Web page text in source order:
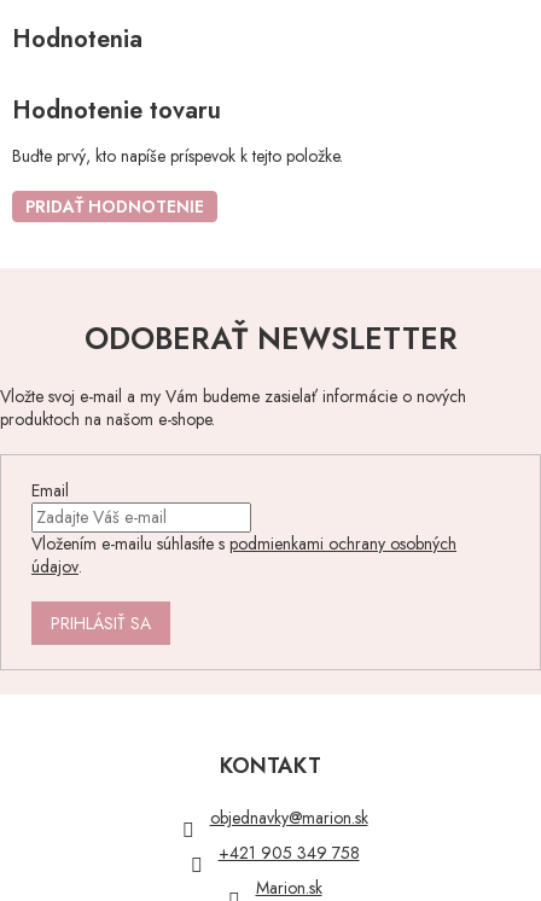
Hodnotenie tovaru
Buďte prvý, kto napíše príspevok k tejto položke.
PRIDAŤ HODNOTENIE
ODOBERAŤ NEWSLETTER
Vložte svoj e-mail a my Vám budeme zasielať informácie o nových
produktoch na našom e-shope.
Email
Vložením e-mailu súhlasíte s podmienkami ochrany osobných
údajov.
PRIHLÁSIŤ SA
KONTAKT
objednavky@marion.sk
+421 905 349 758
Marion.sk